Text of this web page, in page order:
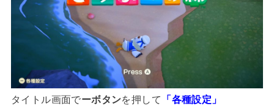
タイトル画面でーボタンを押して 「各種設定」